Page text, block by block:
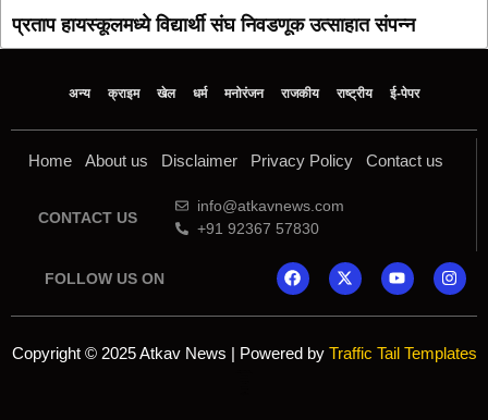
प्रताप हायस्कूलमध्ये विद्यार्थी संघ निवडणूक उत्साहात संपन्न
अन्य क्राइम खेल धर्म मनोरंजन राजकीय राष्ट्रीय ई-पेपर
Home About us Disclaimer Privacy Policy Contact us
CONTACT US
info@atkavnews.com
+91 92367 57830
FOLLOW US ON
Copyright © 2025 Atkav News | Powered by Traffic Tail Templates